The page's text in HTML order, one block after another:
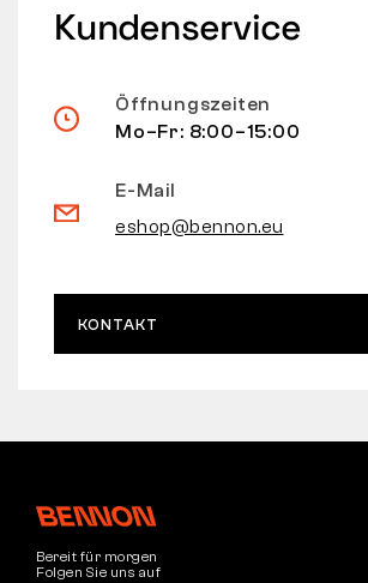
Kundenservice
Öffnungszeiten
Mo–Fr: 8:00–15:00
E-Mail
eshop@bennon.eu
KONTAKT
Bereit für morgen
Folgen Sie uns auf